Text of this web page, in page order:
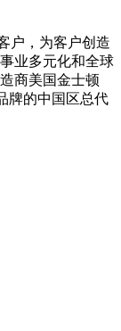
户，为客户创造
业多元化和全球
商美国金士顿
牌的中国区总代